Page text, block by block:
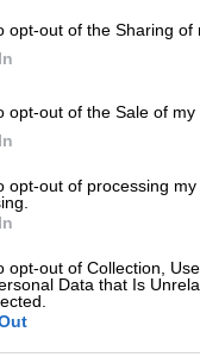
opt-out of the Sharing of
opt-out of the Sale of my
opt-out of processing
opt-out of Collection,
Data that Is
εντός του
πακιστανικής
της
κρατούνται
συνεργασία
για την